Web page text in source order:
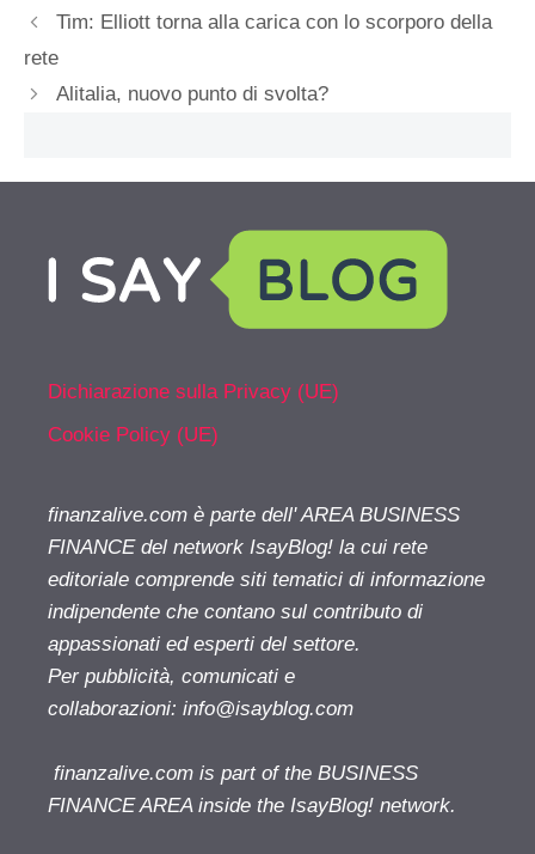
Tim: Elliott torna alla carica con lo scorporo della
rete
Alitalia, nuovo punto di svolta?
Dichiarazione sulla Privacy (UE)
Cookie Policy (UE)
finanzalive.com è parte dell' AREA BUSINESS
FINANCE del network IsayBlog! la cui rete
editoriale comprende siti tematici di informazione
indipendente che contano sul contributo di
appassionati ed esperti del settore.
Per pubblicità, comunicati e
collaborazioni: info@isayblog.com
finanzalive.com is part of the BUSINESS
FINANCE AREA inside the IsayBlog! network.